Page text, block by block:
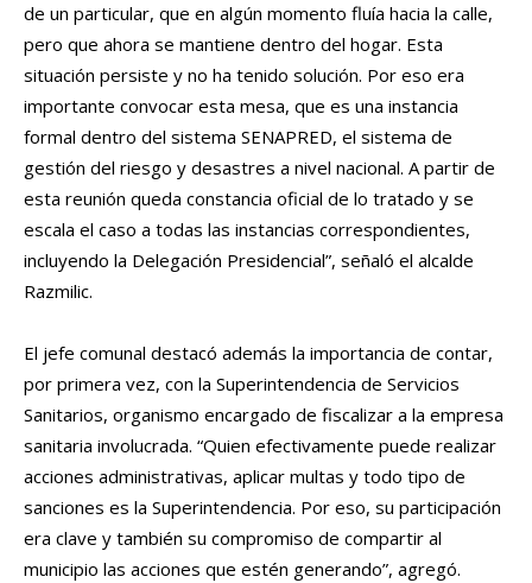
de un particular, que en algún momento fluía hacia la calle,
pero que ahora se mantiene dentro del hogar. Esta
situación persiste y no ha tenido solución. Por eso era
importante convocar esta mesa, que es una instancia
formal dentro del sistema SENAPRED, el sistema de
gestión del riesgo y desastres a nivel nacional. A partir de
esta reunión queda constancia oficial de lo tratado y se
escala el caso a todas las instancias correspondientes,
incluyendo la Delegación Presidencial”, señaló el alcalde
Razmilic.
El jefe comunal destacó además la importancia de contar,
por primera vez, con la Superintendencia de Servicios
Sanitarios, organismo encargado de fiscalizar a la empresa
sanitaria involucrada. “Quien efectivamente puede realizar
acciones administrativas, aplicar multas y todo tipo de
sanciones es la Superintendencia. Por eso, su participación
era clave y también su compromiso de compartir al
municipio las acciones que estén generando”, agregó.